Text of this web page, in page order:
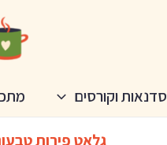
סדנאות וקורסים
גלאט פירות